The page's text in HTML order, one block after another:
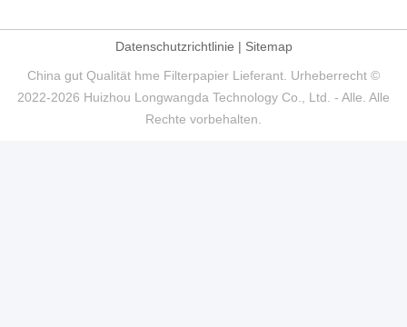
Datenschutzrichtlinie | Sitemap
China gut Qualität hme Filterpapier Lieferant. Urheberrecht ©
2022-2026 Huizhou Longwangda Technology Co., Ltd. - Alle. Alle
Rechte vorbehalten.